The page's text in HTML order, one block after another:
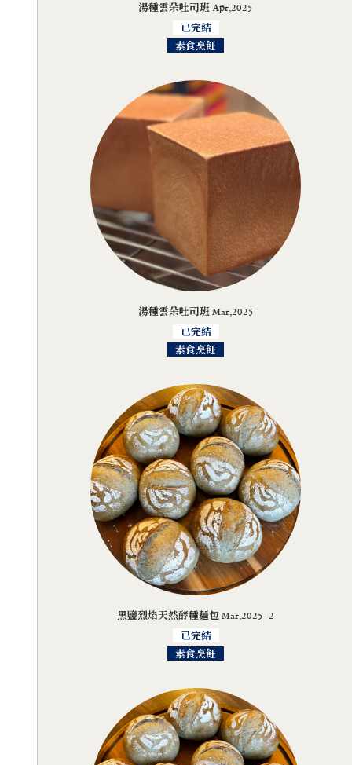
湯種雲朵吐司班 Apr,2025
已完結
素食烹飪
湯種雲朵吐司班 Mar,2025
已完結
素食烹飪
黑鹽烈焰天然酵種麵包 Mar,2025 -2
已完結
素食烹飪